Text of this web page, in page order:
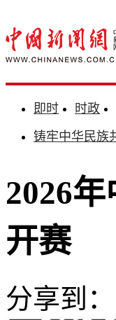
即时 时政
铸牢中华民族
2026
开赛
分享到：